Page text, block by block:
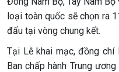
loại toàn quốc sẽ chọn ra
đấu tại vòng chung kết.
Tại Lễ khai mạc, đồng chí
Ban chấp hành Trung